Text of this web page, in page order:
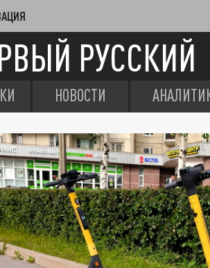
РУССКИЙ
НОВОСТИ